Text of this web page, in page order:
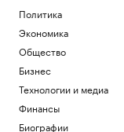
Политика
Экономика
Общество
Бизнес
Технологии и медиа
Финансы
Биографии